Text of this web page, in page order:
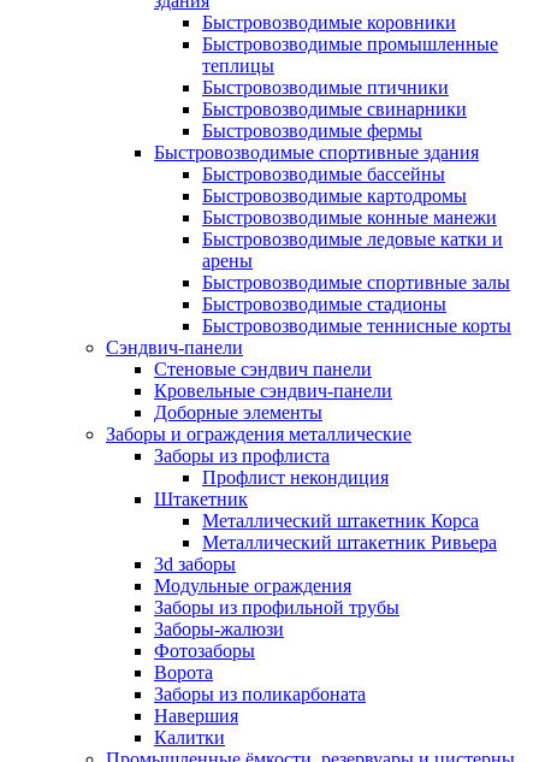
Быстровозводимые коровники
Быстровозводимые промышленные
теплицы
Быстровозводимые птичники
Быстровозводимые свинарники
Быстровозводимые фермы
Быстровозводимые спортивные здания
Быстровозводимые бассейны
Быстровозводимые картодромы
Быстровозводимые конные манежи
Быстровозводимые ледовые катки и
арены
Быстровозводимые спортивные залы
Быстровозводимые стадионы
Быстровозводимые теннисные корты
Сэндвич-панели
Стеновые сэндвич панели
Кровельные сэндвич-панели
Доборные элементы
Заборы и ограждения металлические
Заборы из профлиста
Профлист некондиция
Штакетник
Металлический штакетник Корса
Металлический штакетник Ривьера
3d заборы
Модульные ограждения
Заборы из профильной трубы
Заборы-жалюзи
Фотозаборы
Ворота
Заборы из поликарбоната
Навершия
Калитки